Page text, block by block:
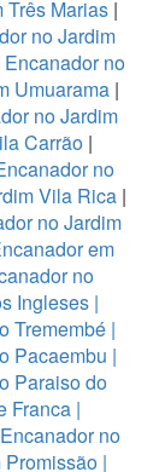
Três Marias |
no Jardim
Encanador no
Umuarama|
no Jardim
Carrão |
no
Vila Rica|
no Jardim
em
no
Ingleses |
Tremembé|
Pacaembu |
Paraiso do
Franca |
Encanador no
Promissão |